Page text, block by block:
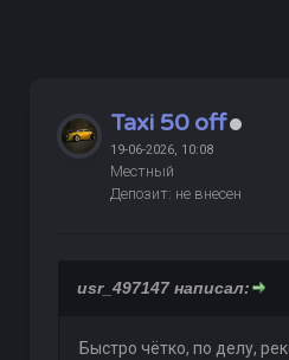
Taxi 50 off
19-06-2026, 10:08
Местный
Депозит: не внесен
usr_497147 написал:
Быстро чётко, по делу,